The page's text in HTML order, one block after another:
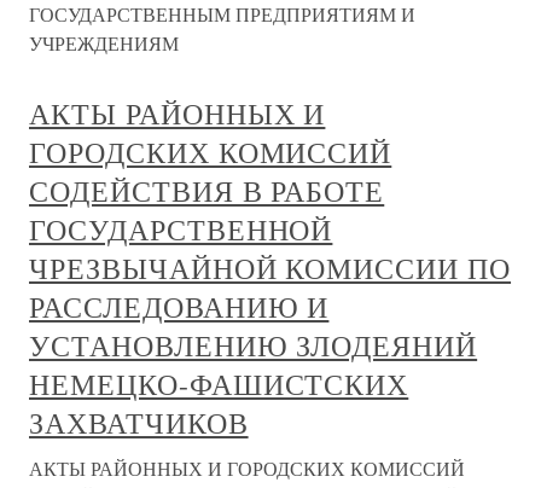
ГОСУДАРСТВЕННЫМ ПРЕДПРИЯТИЯМ И
УЧРЕЖДЕНИЯМ
АКТЫ РАЙОННЫХ И
ГОРОДСКИХ КОМИССИЙ
СОДЕЙСТВИЯ В РАБОТЕ
ГОСУДАРСТВЕННОЙ
ЧРЕЗВЫЧАЙНОЙ КОМИССИИ ПО
РАССЛЕДОВАНИЮ И
УСТАНОВЛЕНИЮ ЗЛОДЕЯНИЙ
НЕМЕЦКО-ФАШИСТСКИХ
ЗАХВАТЧИКОВ
АКТЫ РАЙОННЫХ И ГОРОДСКИХ КОМИССИЙ